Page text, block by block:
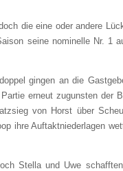
die eine oder andere
seine nominelle Nr. 1
gingen an die
erneut zugunsten der
von Horst über
ihre Auftaktniederlagen
Stella und Uwe